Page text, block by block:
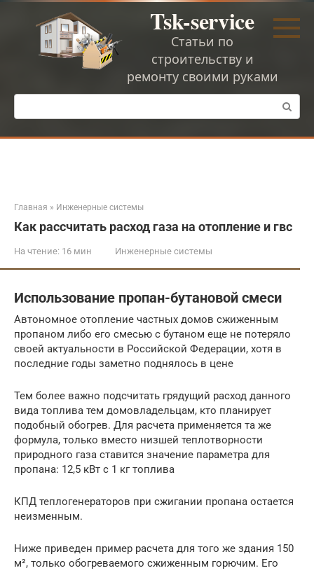
Перейти
Tsk-service
Статьи по
строительству и
ремонту своими руками
Поиск:
Главная » Инженерные системы
Как рассчитать расход газа на отопление и гвс
На чтение: 16 мин Инженерные системы
Использование пропан-бутановой смеси
Автономное отопление частных домов сжиженным
пропаном либо его смесью с бутаном еще не потеряло
своей актуальности в Российской Федерации, хотя в
последние годы заметно поднялось в цене
Тем более важно подсчитать грядущий расход данного
вида топлива тем домовладельцам, кто планирует
подобный обогрев. Для расчета применяется та же
формула, только вместо низшей теплотворности
природного газа ставится значение параметра для
пропана: 12,5 кВт с 1 кг топлива
КПД теплогенераторов при сжигании пропана остается
неизменным.
Ниже приведен пример расчета для того же здания 150
м², только обогреваемого сжиженным горючим. Его